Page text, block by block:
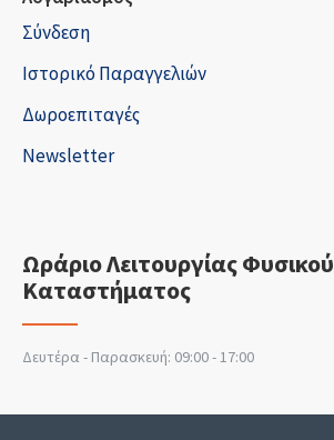
Σύνδεση
Ιστορικό Παραγγελιών
Δωροεπιταγές
Newsletter
Ωράριο Λειτουργίας Φυσικού
Καταστήματος
Δευτέρα - Παρασκευή: 09:00 - 17:00